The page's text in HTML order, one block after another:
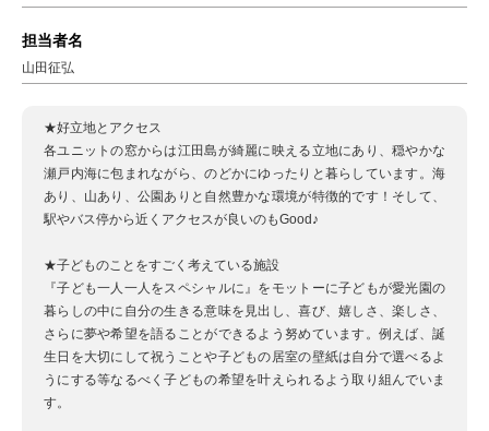
担当者名
山田征弘
★好立地とアクセス
各ユニットの窓からは江田島が綺麗に映える立地にあり、穏やかな
瀬戸内海に包まれながら、のどかにゆったりと暮らしています。海
あり、山あり、公園ありと自然豊かな環境が特徴的です！そして、
駅やバス停から近くアクセスが良いのもGood♪
★子どものことをすごく考えている施設
『子ども一人一人をスペシャルに』をモットーに子どもが愛光園の
暮らしの中に自分の生きる意味を見出し、喜び、嬉しさ、楽しさ、
さらに夢や希望を語ることができるよう努めています。例えば、誕
生日を大切にして祝うことや子どもの居室の壁紙は自分で選べるよ
うにする等なるべく子どもの希望を叶えられるよう取り組んでいま
す。